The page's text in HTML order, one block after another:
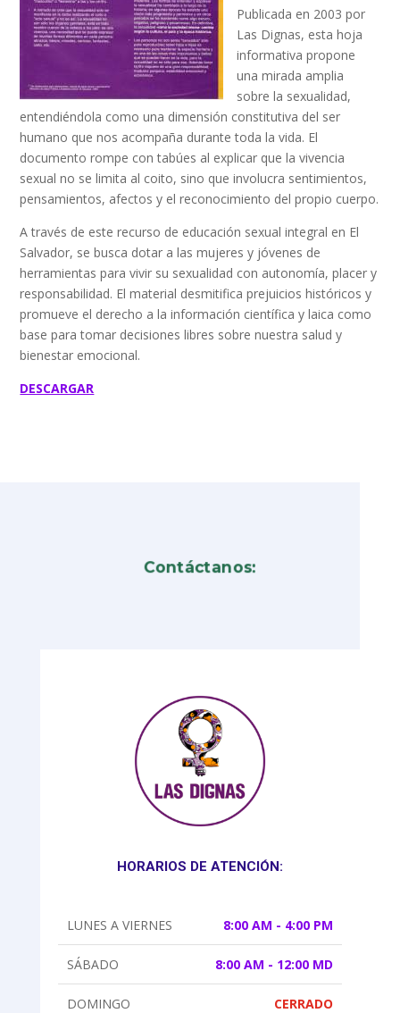
Publicada en 2003 por
Las Dignas, esta hoja
informativa propone
una mirada amplia
sobre la sexualidad,
entendiéndola como una dimensión constitutiva del ser
humano que nos acompaña durante toda la vida. El
documento rompe con tabúes al explicar que la vivencia
sexual no se limita al coito, sino que involucra sentimientos,
pensamientos, afectos y el reconocimiento del propio cuerpo.
A través de este recurso de educación sexual integral en El
Salvador, se busca dotar a las mujeres y jóvenes de
herramientas para vivir su sexualidad con autonomía, placer y
responsabilidad. El material desmitifica prejuicios históricos y
promueve el derecho a la información científica y laica como
base para tomar decisiones libres sobre nuestra salud y
bienestar emocional.
DESCARGAR
Contáctanos:
HORARIOS DE ATENCIÓN:
LUNES A VIERNES 8:00 AM - 4:00 PM
SÁBADO 8:00 AM - 12:00 MD
DOMINGO CERRADO